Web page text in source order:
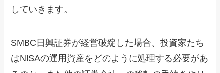
していきます。
SMBC日興証券が経営破綻した場合、投資家たち
はNISAの運用資産をどのように処理する必要があ